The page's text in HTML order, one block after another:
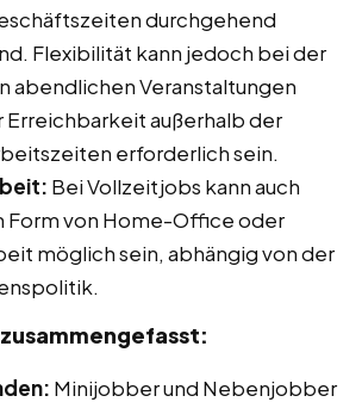
durchgehend
Flexibilität kann jedoch bei der
abendlichen Veranstaltungen
außerhalb der
erforderlich sein.
Bei Vollzeitjobs kann auch
Form von Home-Office oder
möglich sein, abhängig von der
Minijobber und Nebenjobber